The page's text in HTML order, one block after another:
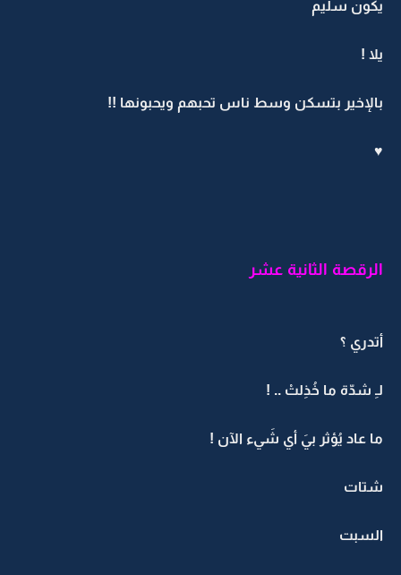
يكون سليم
يلا !
بالإخير بتسكن وسط ناس تحبهم ويحبونها !!
♥
الرقصة الثانية عشر
أتدري ؟
لـِ شدّة ما خُذِلتْ .. !
ما عاد يُؤثر بيَ أي شَيء الآن !
شتات
السبت